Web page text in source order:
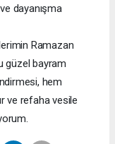
dayanışma
Ramazan
güzel bayram
hem
ve refaha vesile